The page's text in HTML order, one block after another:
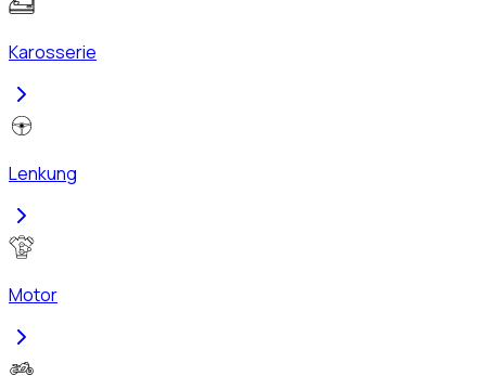
Karosserie
Lenkung
Motor